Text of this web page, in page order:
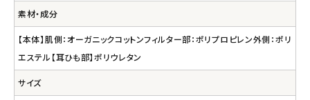
素材・成分
【本体】肌側：オーガニックコットンフィルター部：ポリプロピレン外側：ポリ
エステル【耳ひも部】ポリウレタン
サイズ